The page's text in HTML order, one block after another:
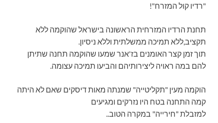
"רדיו קול המזרח"!
תחנת הרדיו המזרחית הראשונה בישראל שהוקמה ללא
תקציב,ללא תמיכה ממשלתית וללא ניסיון.
תוך זמן קצר האומנים בז'אנר שמעו שהוקמה תחנה שתיתן
להם במה ראויה ליצירותיהם והביעו תמיכה עצומה.
הוקמה מעין "תקליטייה" שמנתה מאות דיסקים שאם לא היתה
קמה התחנה בטח היו נזרקים ומגיעים
למזבלת "חירייה" במקרה הטוב..